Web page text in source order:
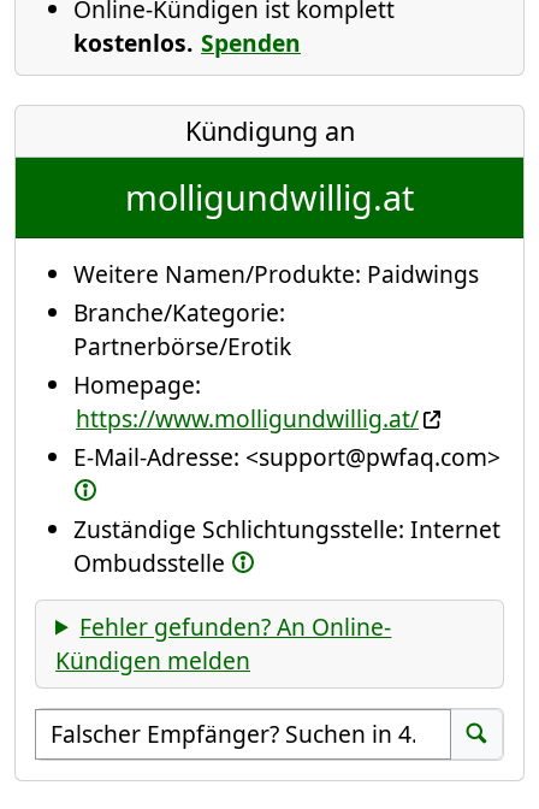
Online-Kündigen ist komplett
kostenlos. Spenden
Kündigung an
molligundwillig.at
Weitere Namen/Produkte: Paidwings
Branche/Kategorie:
Partnerbörse/Erotik
Homepage:
https://www.molligundwillig.at/
E-Mail-Adresse: <support@pwfaq.com>
Zuständige Schlichtungsstelle: Internet
Ombudsstelle
Fehler gefunden? An Online-
Kündigen melden
Empfänger suchen
Suchen